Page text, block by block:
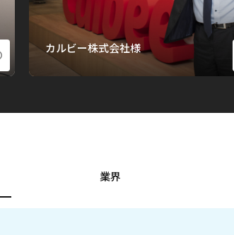
カルビー株式会社様
業界